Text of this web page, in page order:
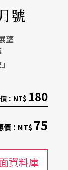
號
望
： NT$ 180
價： NT$75
資料庫